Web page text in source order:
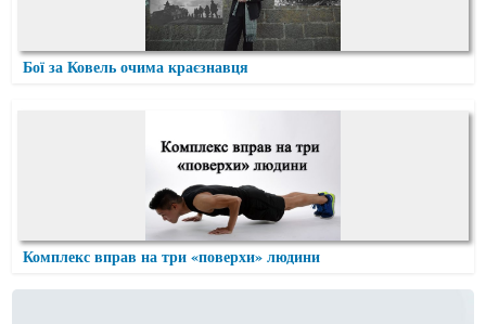
Бої за Ковель очима краєзнавця
Комплекс вправ на три «поверхи» людини